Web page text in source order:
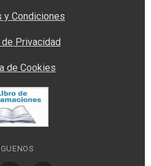
y Condiciones
Privacidad
de Cookies